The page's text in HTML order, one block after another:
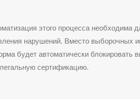
этого процесса необходима
нарушений. Вместо выборочных
будет автоматически блокировать
сертификацию.